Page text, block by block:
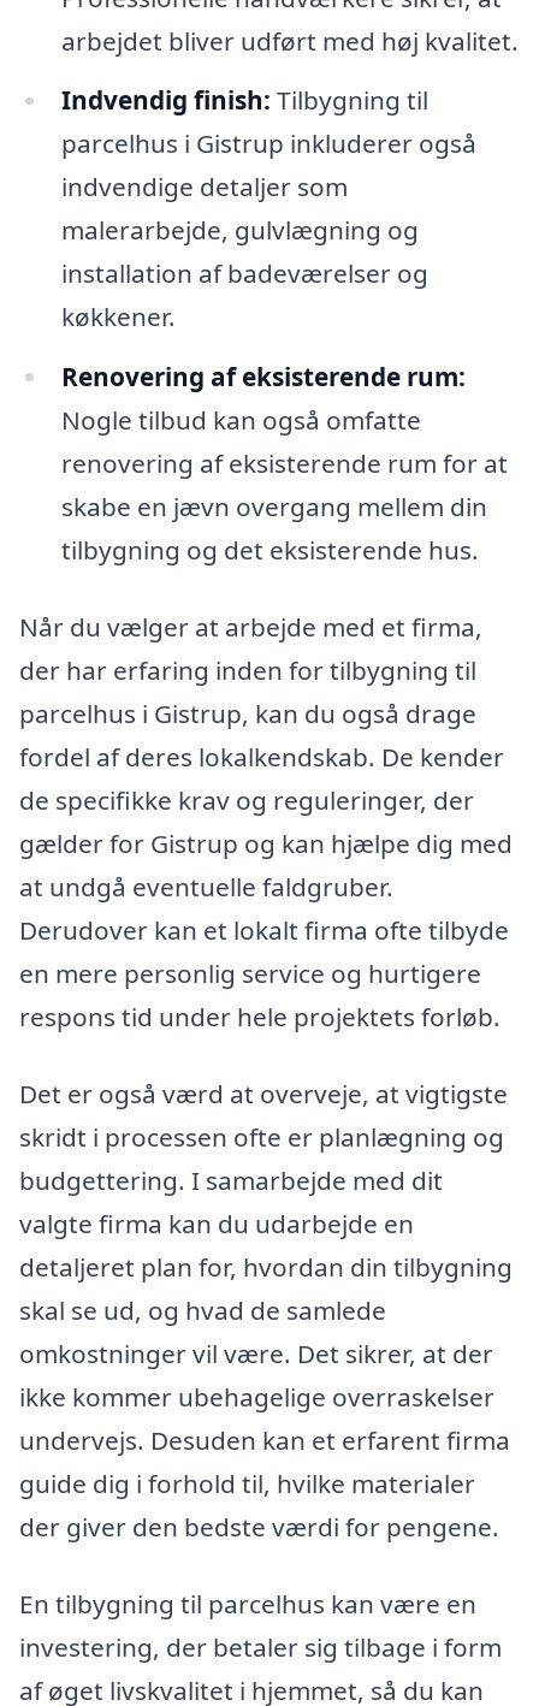
arbejdet bliver udført med høj kvalitet.
Indvendig finish: Tilbygning til
parcelhus i Gistrup inkluderer også
indvendige detaljer som
malerarbejde, gulvlægning og
installation af badeværelser og
køkkener.
Renovering af eksisterende rum:
Nogle tilbud kan også omfatte
renovering af eksisterende rum for at
skabe en jævn overgang mellem din
tilbygning og det eksisterende hus.
Når du vælger at arbejde med et firma,
der har erfaring inden for tilbygning til
parcelhus i Gistrup, kan du også drage
fordel af deres lokalkendskab. De kender
de specifikke krav og reguleringer, der
gælder for Gistrup og kan hjælpe dig med
at undgå eventuelle faldgruber.
Derudover kan et lokalt firma ofte tilbyde
en mere personlig service og hurtigere
respons tid under hele projektets forløb.
Det er også værd at overveje, at vigtigste
skridt i processen ofte er planlægning og
budgettering. I samarbejde med dit
valgte firma kan du udarbejde en
detaljeret plan for, hvordan din tilbygning
skal se ud, og hvad de samlede
omkostninger vil være. Det sikrer, at der
ikke kommer ubehagelige overraskelser
undervejs. Desuden kan et erfarent firma
guide dig i forhold til, hvilke materialer
der giver den bedste værdi for pengene.
En tilbygning til parcelhus kan være en
investering, der betaler sig tilbage i form
af øget livskvalitet i hjemmet, så du kan